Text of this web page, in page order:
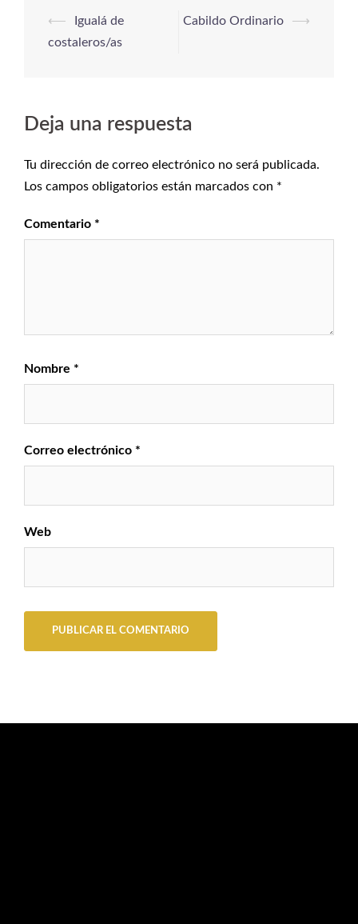
⟵
Igualá de
costaleros/as
Cabildo Ordinario ⟶
Deja una respuesta
Tu dirección de correo electrónico no será publicada.
Los campos obligatorios están marcados con *
Comentario *
Nombre *
Correo electrónico *
Web